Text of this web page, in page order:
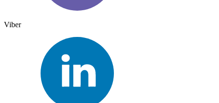
Viber